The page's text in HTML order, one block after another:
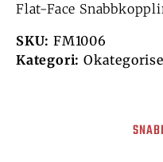
Flat-Face
SKU: FM1006
Kategori: